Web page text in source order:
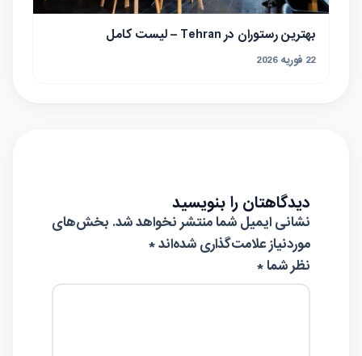
بهترین رستوران در Tehran – لیست کامل
22 فوریه 2026
دیدگاهتان را بنویسید
نشانی ایمیل شما منتشر نخواهد شد. بخش‌های
موردنیاز علامت‌گذاری شده‌اند*
نظر شما *